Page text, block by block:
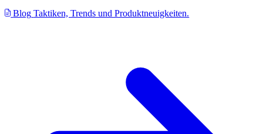
Blog Taktiken, Trends und Produktneuigkeiten.